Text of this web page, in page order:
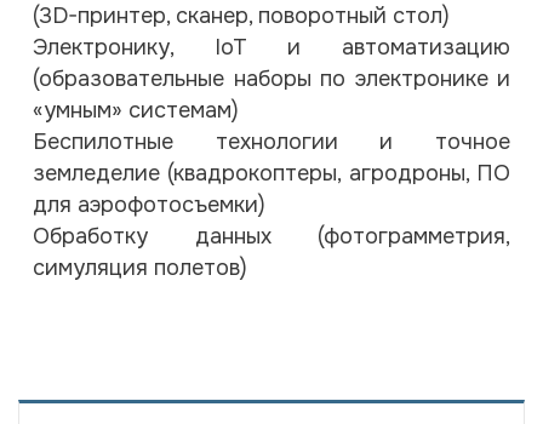
(3D-принтер, сканер, поворотный стол)
Электронику, IoT и автоматизацию
(образовательные наборы по электронике и
«умным» системам)
Беспилотные технологии и точное
земледелие (квадрокоптеры, агродроны, ПО
для аэрофотосъемки)
Обработку данных (фотограмметрия,
симуляция полетов)